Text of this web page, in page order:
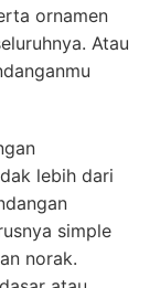
ornamen
Atau
lebih dari
simple
norak.